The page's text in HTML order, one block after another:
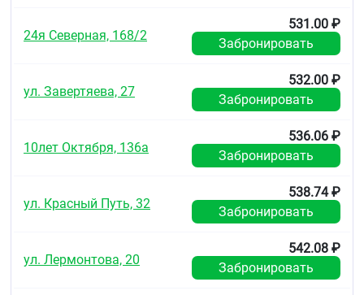
24я Северная, 168/2
531.00 ₽
Забронировать
ул. Завертяева, 27
532.00 ₽
Забронировать
10лет Октября, 136а
536.06 ₽
Забронировать
ул. Красный Путь, 32
538.74 ₽
Забронировать
ул. Лермонтова, 20
542.08 ₽
Забронировать